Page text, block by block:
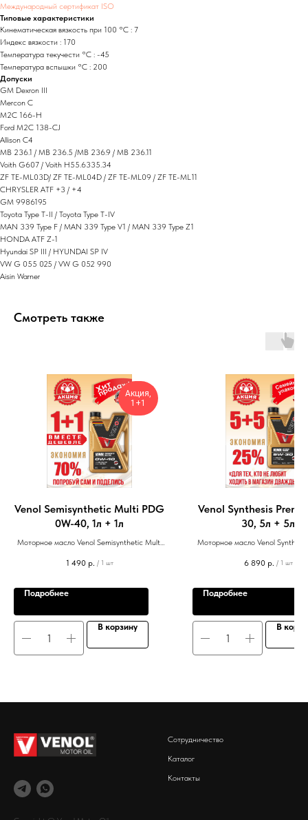
Международный сертификат ISO
Типовые характеристики
Кинематическая вязкость при 100 °C : 7
Индекс вязкости : 170
Температура текучести °C : -45
Температура вспышки °C : 200
Допуски
GM Dexron III
Mercon C
M2C 166-H
Ford M2C 138-CJ
Allison C4
MB 236.1 / MB 236.5 /MB 236.9 / MB 236.11
Voith G607 / Voith H55.6335.34
ZF TE-ML03D/ ZF TE-ML04D / ZF TE-ML09 / ZF TE-ML11
CHRYSLER ATF +3 / +4
GM 9986195
Toyota Type T-II / Toyota Type T-IV
MAN 339 Type F / MAN 339 Type V1 / MAN 339 Type Z1
HONDA ATF Z-1
Hyundai SP III / HYUNDAI SP IV
VW G 055 025 / VW G 052 990
Aisin Warner
Смотреть также
Акция,
1+1
Venol Semisynthetic Multi PDG
0W-40, 1л + 1л
Моторное масло Venol Semisynthetic Multi
+ 1л
1 490 р. / 1 шт
Подробнее
В корзину
Venol Synthesis
30, 5л + 5л
Моторное масло Venol
6 890 р. / 1 шт
Подробнее
В
Сотрудничество
Каталог
Контакты